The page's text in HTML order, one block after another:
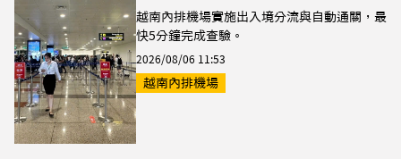
越南內排機場實施出入境分流與自動通關，最
快5分鐘完成查驗。
2026/08/06 11:53
越南內排機場